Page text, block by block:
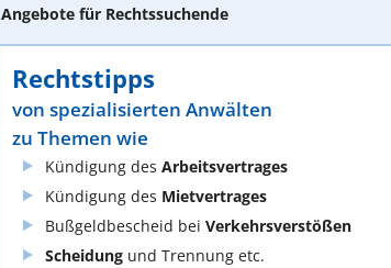
Angebote für Rechtssuchende
Rechtstipps
von spezialisierten Anwälten
zu Themen wie
Kündigung des Arbeitsvertrages
Kündigung des Mietvertrages
Bußgeldbescheid bei Verkehrsverstößen
Scheidung und Trennung etc.